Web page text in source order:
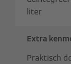
liter
Extra
Praktisch